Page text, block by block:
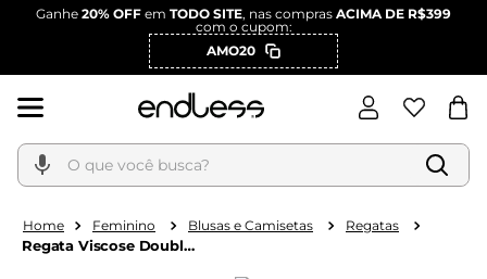
Ganhe 20% OFF em TODO SITE, nas compras ACIMA DE R$399
com o cupom:
AMO20
O que você busca?
Feminino Blusas e Camisetas Regatas
Regata Viscose Double